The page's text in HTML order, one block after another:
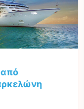
από